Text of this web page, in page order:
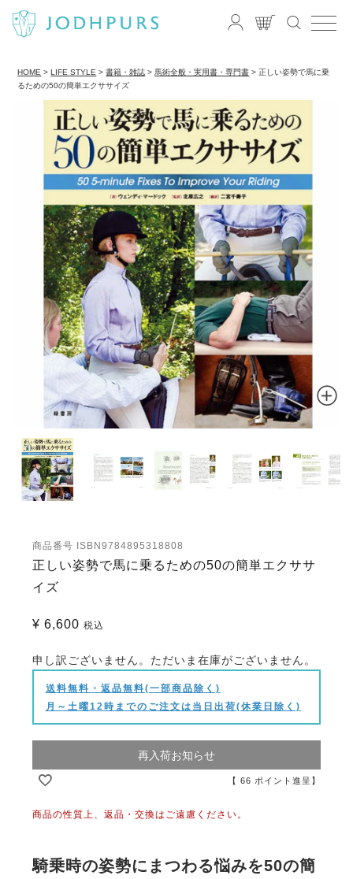
HOME LIFE STYLE 書籍・雑誌 馬術全般・実用書・専門書
正しい姿勢で馬に乗
るための50の簡単エクササイズ
商品番号 ISBN9784895318808
正しい姿勢で馬に乗るための50の簡単エクササ
イズ
¥ 6,600 税込
申し訳ございません。ただいま在庫がございません。
送料無料・返品無料(一部商品除く)
月～土曜12時までのご注文は当日出荷(休業日除く)
再入荷お知らせ
【 66 ポイント進呈】
商品の性質上、返品・交換はご遠慮ください。
騎乗時の姿勢にまつわる悩みを50の簡